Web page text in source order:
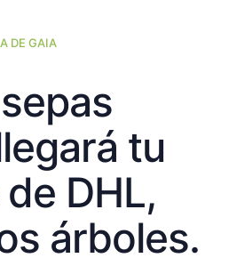
DE GAIA
tu
DHL,
árboles.